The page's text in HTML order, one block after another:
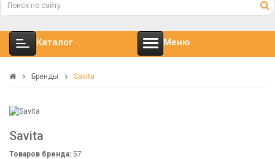
Каталог Меню
Бренды Savita
Savita
Товаров бренда: 57